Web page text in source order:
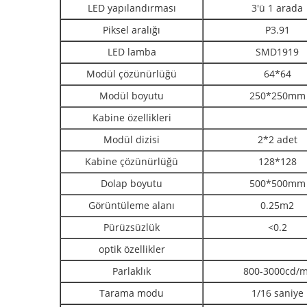
LED yapılandırması
3'ü 1 arada
Piksel aralığı
P3.91
LED lamba
SMD1919
Modül çözünürlüğü
64*64
Modül boyutu
250*250mm
Kabine özellikleri
Modül dizisi
2*2 adet
Kabine çözünürlüğü
128*128
Dolap boyutu
500*500mm
Görüntüleme alanı
0.25m2
Pürüzsüzlük
<0.2
optik özellikler
Parlaklık
800-3000cd/
Tarama modu
1/16 saniye